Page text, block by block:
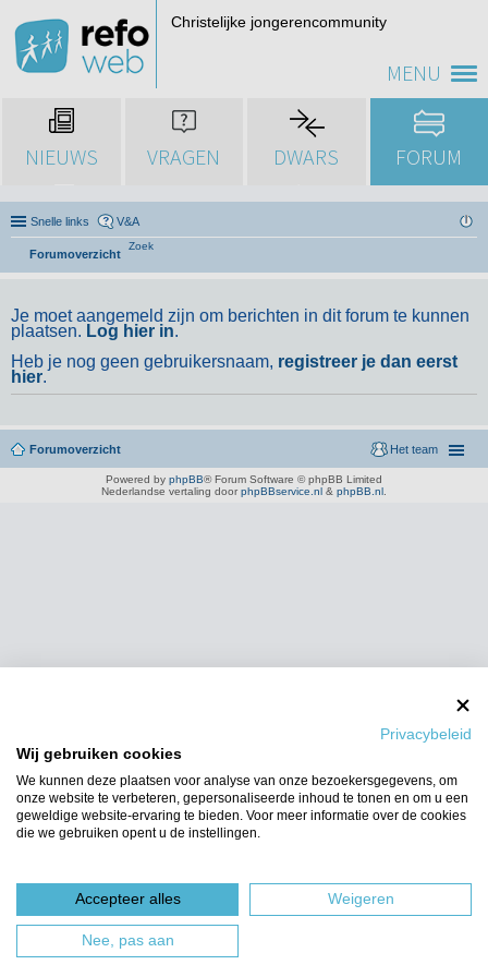
MENU
Christelijke jongerencommunity
NIEUWS VRAGEN DWARS FORUM
Snelle links V&A
Forumoverzicht
Zoek
Je moet aangemeld zijn om berichten in dit forum te kunnen
plaatsen. Log hier in.
Heb je nog geen gebruikersnaam, registreer je dan eerst
hier.
Forumoverzicht Het team
Powered by phpBB® Forum Software © phpBB Limited
Nederlandse vertaling door phpBBservice.nl & phpBB.nl
Privacybeleid
Wij gebruiken cookies
We kunnen deze plaatsen voor analyse van onze bezoekersgegevens, om
onze website te verbeteren, gepersonaliseerde inhoud te tonen en om u een
geweldige website-ervaring te bieden. Voor meer informatie over de cookies
die we gebruiken opent u de instellingen.
Accepteer alles Weigeren
Nee, pas aan